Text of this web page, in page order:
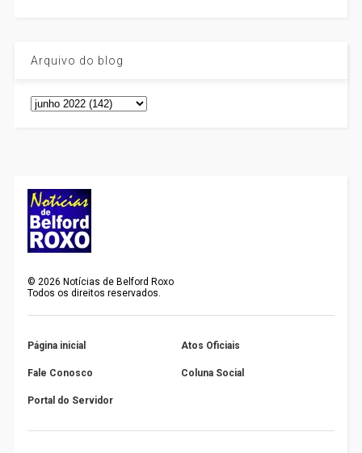
Arquivo do blog
©2026 Notícias de Belford Roxo
Todos os direitos reservados.
Página inicial Atos Oficiais
Fale Conosco Coluna Social
Portal do Servidor